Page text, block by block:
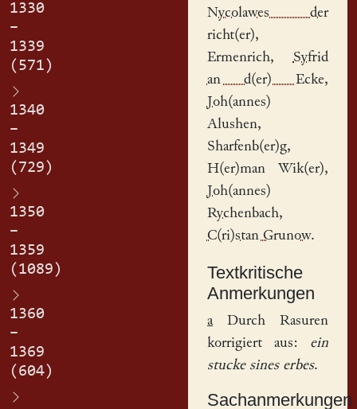
1330
–
1339
(571)
1340
–
1349
(729)
1350
–
1359
(1089)
1360
–
1369
(604)
Nycolawes der
richt(er),
Ermenrich, Syfrid
an d(er) Ecke,
Joh(annes)
Alushen,
Sharfenb(er)g,
H(er)man Wik(er),
Joh(annes)
Rychenbach,
C(ri)stan Grunow.
Textkritische
Anmerkungen
aDurch Rasuren
korrigiert aus: ein
stucke sines erbes.
Sachanmerkungen